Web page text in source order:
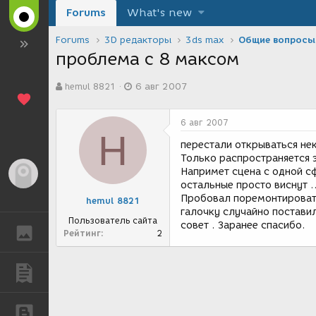
ГАЛЕРЕЯ
Forums What's new
Forums 3D редакторы 3ds max Общие вопросы
проблема с 8 максом
в
hemul 8821
а
с
а
и
я
6 авг 2007
H
hemul 8821
Пользователь сайта
Рейтинг
2
6 авг 2007
перестали открываться
Только
Напримет сцена с одной
остальные просто виснут
Пробовал
галочку случайно
совет . Заранее спасибо.